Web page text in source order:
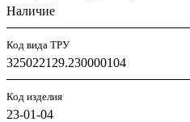
Наличие
Код вида ТРУ
325022129.230000104
Код изделия
23-01-04